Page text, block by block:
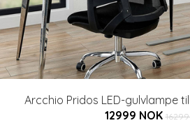
Arcchio Pridos LED-gulvlampe
12999 NOK